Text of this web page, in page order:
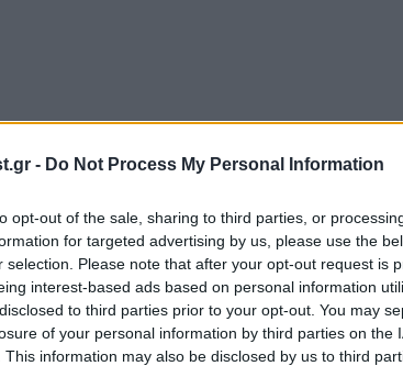
- Do Not Process My Personal Information
opt-out of the sale, sharing to third parties, or
for targeted advertising by us, please use the
selection. Please note that after your opt-out request is
interest-based ads based on personal information
to third parties prior to your opt-out. You may
of your personal information by third parties on the
This information may also be disclosed by us to third